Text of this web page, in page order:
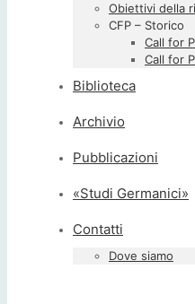
Obiettivi della
CFP – Storico
Call for
Call for
Biblioteca
Archivio
Pubblicazioni
«Studi Germanici»
Contatti
Dove siamo